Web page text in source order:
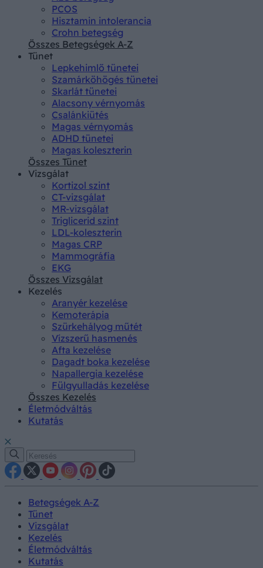
PCOS
Hisztamin intolerancia
Crohn betegség
Összes Betegségek A-Z
Tünet
Lepkehimlő tünetei
Szamárköhögés tünetei
Skarlát tünetei
Alacsony vérnyomás
Csalánkiütés
Magas vérnyomás
ADHD tünetei
Magas koleszterin
Összes Tünet
Vizsgálat
Kortizol szint
CT-vizsgálat
MR-vizsgálat
Triglicerid szint
LDL-koleszterin
Magas CRP
Mammográfia
EKG
Összes Vizsgálat
Kezelés
Aranyér kezelése
Kemoterápia
Szürkehályog műtét
Vízszerű hasmenés
Afta kezelése
Dagadt boka kezelése
Napallergia kezelése
Fülgyulladás kezelése
Összes Kezelés
Életmódváltás
Kutatás
Betegségek A-Z
Tünet
Vizsgálat
Kezelés
Életmódváltás
Kutatás